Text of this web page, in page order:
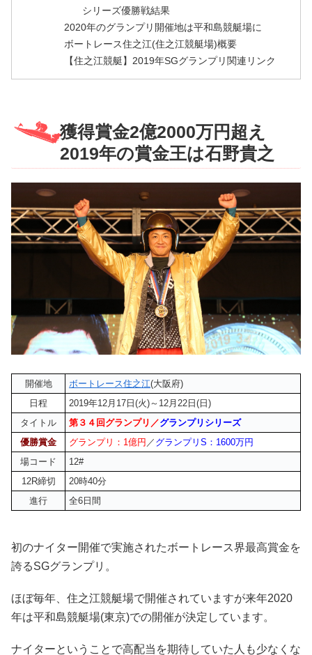
シリーズ優勝戦結果
2020年のグランプリ開催地は平和島競艇場に
ボートレース住之江(住之江競艇場)概要
【住之江競艇】2019年SGグランプリ関連リンク
獲得賞金2億2000万円超え
2019年の賞金王は石野貴之
開催地 ボートレース住之江(大阪府)
日程
2019年12月17日(火)～12月22日(日)
タイトル
第３４回グランプリ／グランプリシリーズ
優勝賞金
グランプリ：1億円 ／ グランプリS：1600万円
場コード
12#
12R締切
20時40分
進行
全6日間
初のナイター開催で実施されたボートレース界最高賞金を
誇るSGグランプリ。
ほぼ毎年、住之江競艇場で開催されていますが来年2020
年は平和島競艇場(東京)での開催が決定しています。
ナイターということで高配当を期待していた人も少なくな